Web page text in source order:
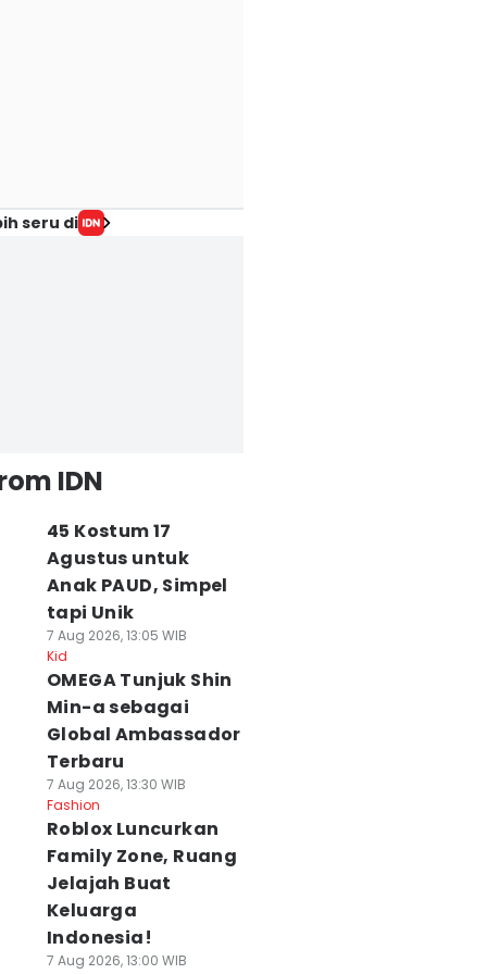
seru di
IDN
45 Kostum 17
Agustus untuk
Anak PAUD, Simpel
tapi Unik
7 Aug 2026, 13:05 WIB
Kid
OMEGA Tunjuk Shin
Min-a sebagai
Global Ambassador
Terbaru
7 Aug 2026, 13:30 WIB
Fashion
Roblox Luncurkan
Family Zone, Ruang
Jelajah Buat
Keluarga
Indonesia!
7 Aug 2026, 13:00 WIB